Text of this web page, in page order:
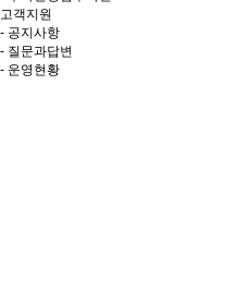
고객지원
- 공지사항
- 질문과답변
- 운영현황